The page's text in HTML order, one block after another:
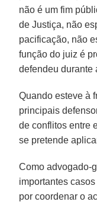
não é um fim
de Justiça, não
pacificação, não
função do juiz é
defendeu durante
Quando esteve à
principais
de conflitos entre
se pretende
Como advogado-
importantes
por coordenar o